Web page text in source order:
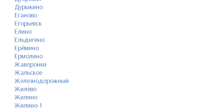
Дурыкино
Еганово
Егорьевск
Елино
Ельдигино
Ерёмино
Ермолино
Жаворонки
Жальское
Железнодорожный
Жилёво
Жилино
Жилино-1